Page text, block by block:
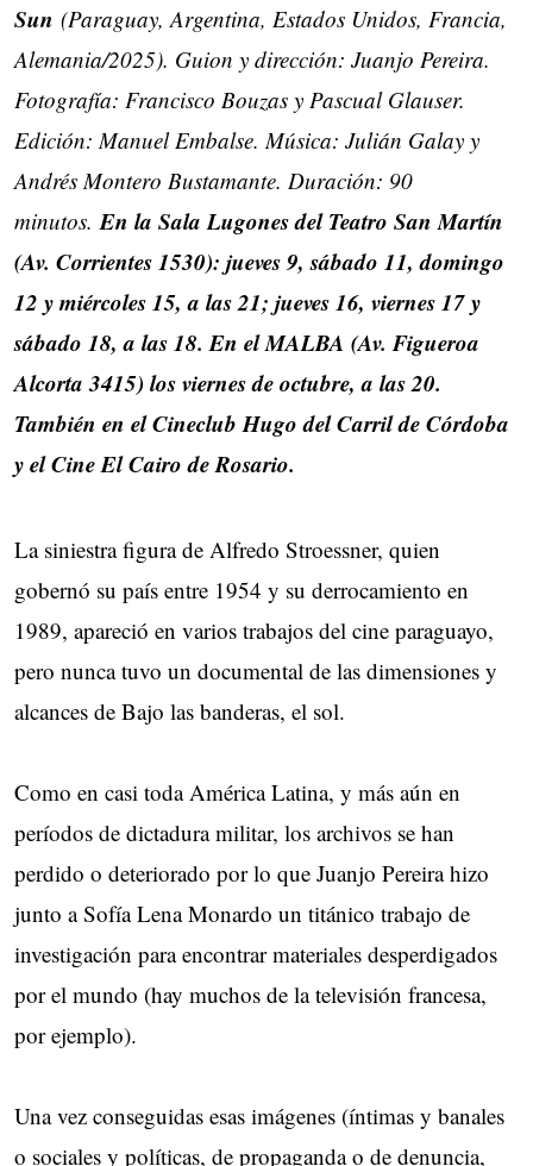
Sun (Paraguay, Argentina, Estados Unidos, Francia,
Alemania/2025). Guion y dirección: Juanjo Pereira.
Fotografía: Francisco Bouzas y Pascual Glauser.
Edición: Manuel Embalse. Música: Julián Galay y
Andrés Montero Bustamante. Duración: 90
minutos. En la Sala Lugones del Teatro San Martín
(Av. Corrientes 1530): jueves 9, sábado 11, domingo
12 y miércoles 15, a las 21; jueves 16, viernes 17 y
sábado 18, a las 18. En el MALBA (Av. Figueroa
Alcorta 3415) los viernes de octubre, a las 20.
También en el Cineclub Hugo del Carril de Córdoba
y el Cine El Cairo de Rosario.
La siniestra figura de Alfredo Stroessner, quien
gobernó su país entre 1954 y su derrocamiento en
1989, apareció en varios trabajos del cine paraguayo,
pero nunca tuvo un documental de las dimensiones y
alcances de Bajo las banderas, el sol.
Como en casi toda América Latina, y más aún en
períodos de dictadura militar, los archivos se han
perdido o deteriorado por lo que Juanjo Pereira hizo
junto a Sofía Lena Monardo un titánico trabajo de
investigación para encontrar materiales desperdigados
por el mundo (hay muchos de la televisión francesa,
por ejemplo).
Una vez conseguidas esas imágenes (íntimas y banales
o sociales y políticas, de propaganda o de denuncia,